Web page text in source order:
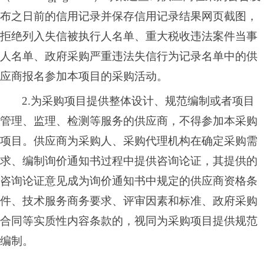
布之日前的信用记录并保存信用记录结果网页截图，
拒绝列入失信被执行人名单、重大税收违法案件当事
人名单、政府采购严重违法失信行为记录名单中的供
应商报名参加本项目的采购活动。
2.为采购项目提供整体设计、规范编制或者项目
管理、监理、检测等服务的供应商，不得参加本采购
项目。供应商为采购人、采购代理机构在确定采购需
求、编制询价通知书过程中提供咨询论证，其提供的
咨询论证意见成为询价通知书中规定的供应商资格条
件、技术服务商务要求、评审因素和标准、政府采购
合同等实质性内容条款的，视同为采购项目提供规范
编制。